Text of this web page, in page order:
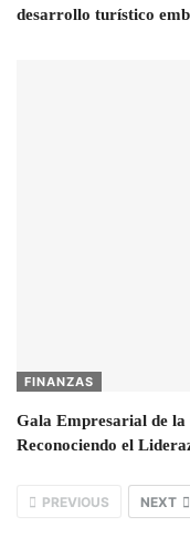
desarrollo turístico
FINANZAS
Gala Empresarial de
Reconociendo el
PREVIOUS NEXT